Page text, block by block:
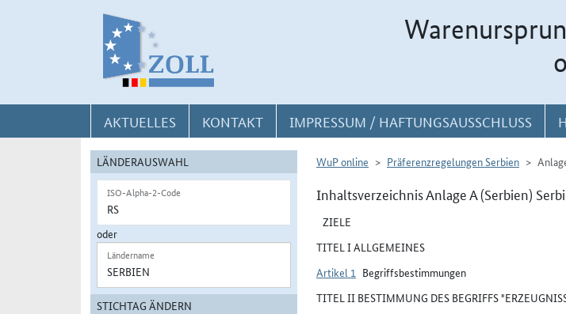
AKTUELLES KONTAKT IMPRESSUM / HAFTUNGSAUSSCHLUSS
LÄNDERAUSWAHL
ISO-Alpha-2-Code
oder
Ländername
STICHTAG ÄNDERN
WuP online Präferenzregelungen Serbien
Inhaltsverzeichnis Anlage A (Serbien)
ZIELE
TITEL I ALLGEMEINES
Artikel 1 Begriffsbestimmungen
TITEL II BESTIMMUNG DES BEGRIFFS